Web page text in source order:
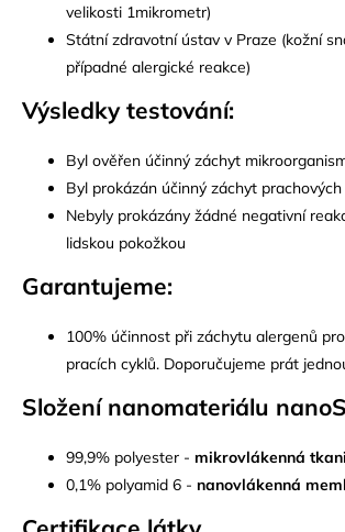
velikosti 1mikrometr)
Státní zdravotní ústav v Praze (kožní
případné alergické reakce)
Výsledky testování:
Byl ověřen účinný záchyt
Byl prokázán účinný záchyt
Nebyly prokázány žádné negativní
lidskou pokožkou
Garantujeme:
100% účinnost při záchytu alergenů
pracích cyklů. Doporučujeme prát
Složení nanomateriálu
99,9% polyester - mikrovlákenná
0,1% polyamid 6 - nanovlákenná